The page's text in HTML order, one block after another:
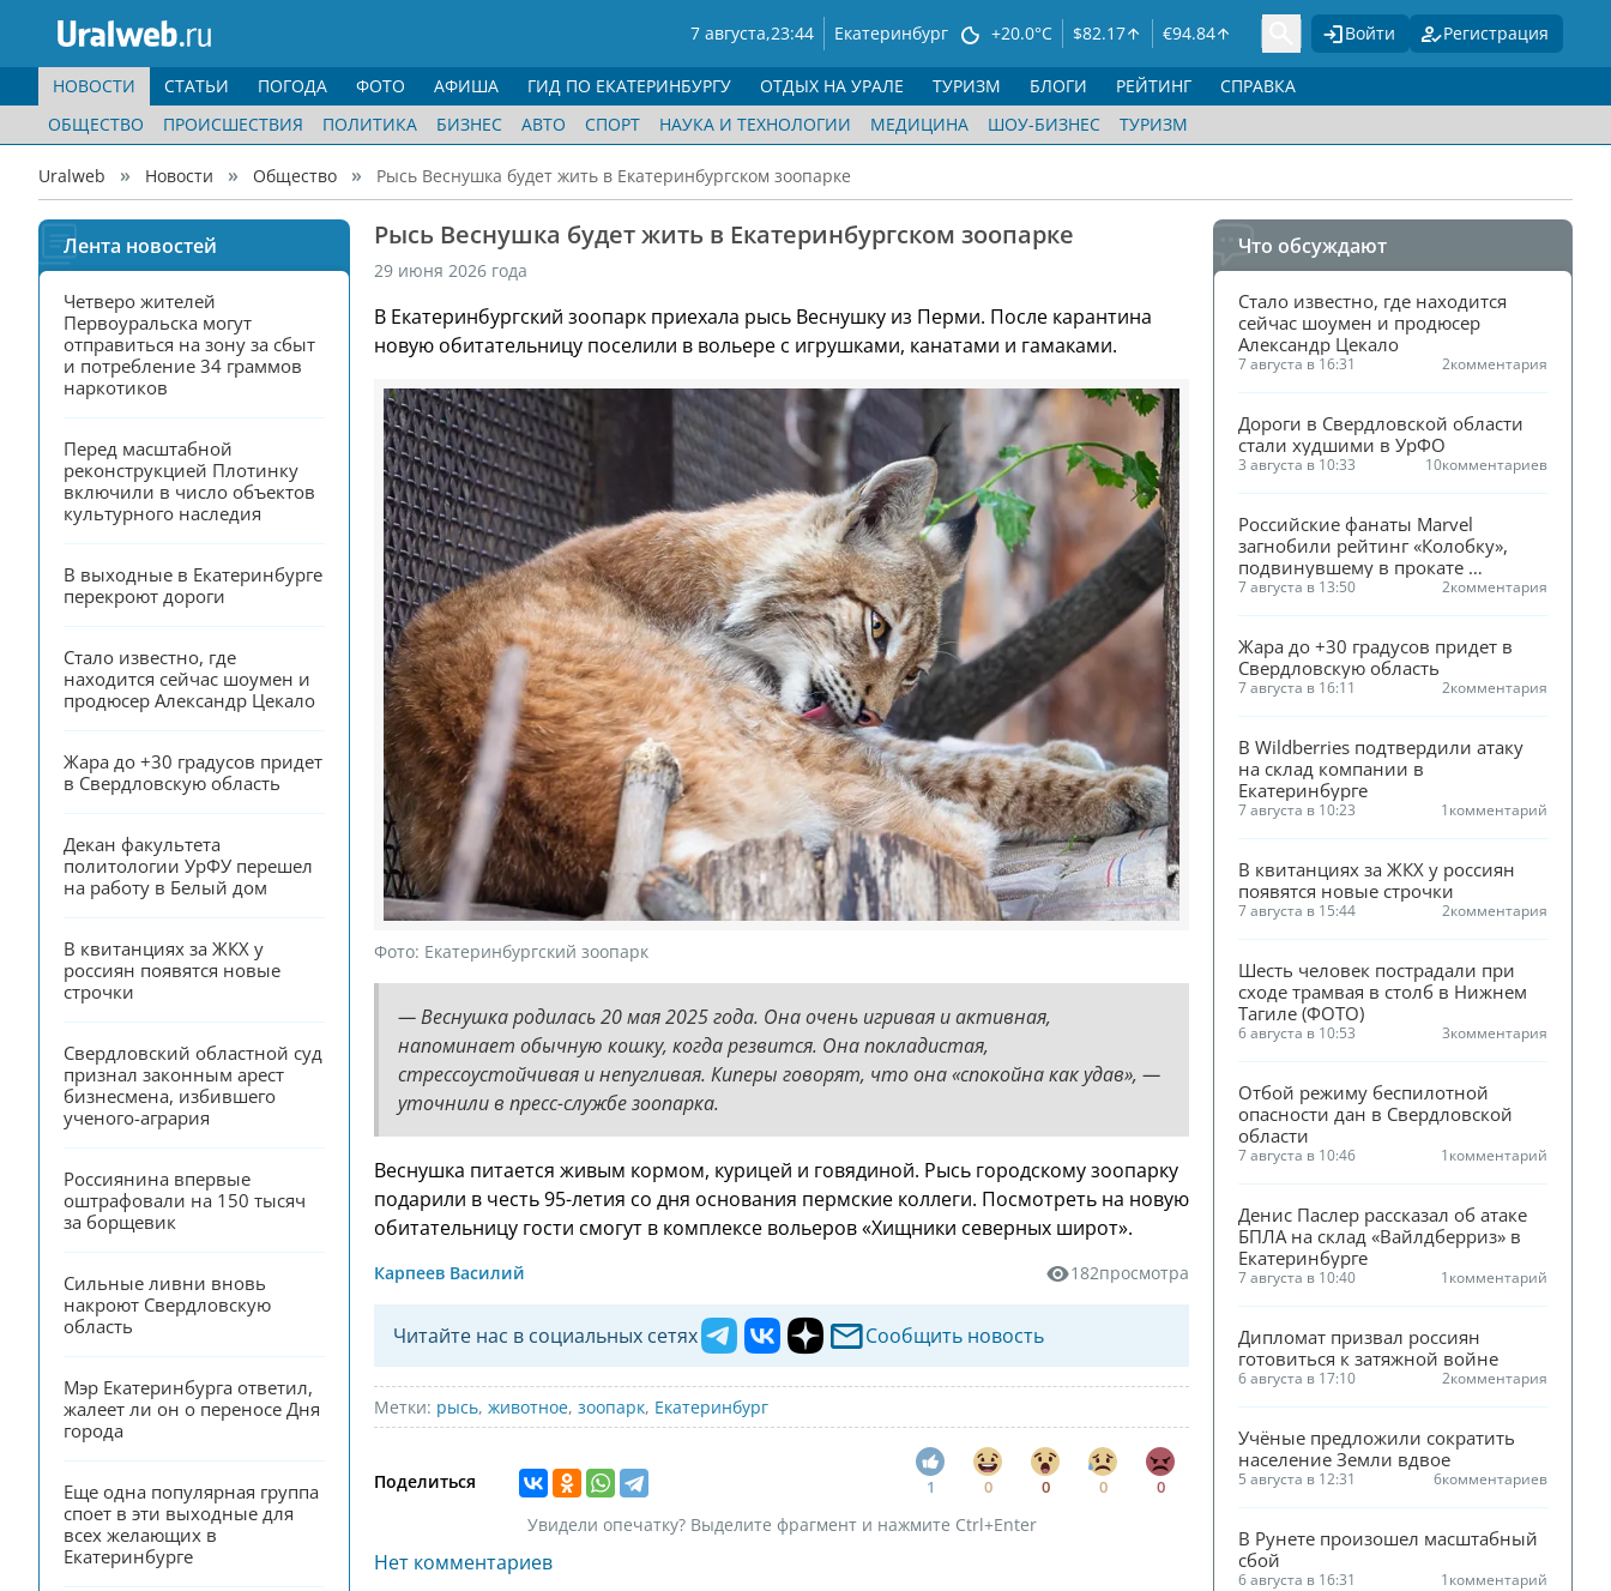
7 августа,23:44 Екатеринбург +20.0°C $82.17 €94.84 Войти Регистрация
НОВОСТИ
ОБЩЕСТВО
ПРОИСШЕСТВИЯ ПОЛИТИКА БИЗНЕС АВТО СПОРТ НАУКА И ТЕХНОЛОГИИ МЕДИЦИНА ШОУ-БИЗНЕС ТУРИЗМ
СТАТЬИ ПОГОДА ФОТО АФИША ГИД ПО ЕКАТЕРИНБУРГУ ОТДЫХ НА УРАЛЕ ТУРИЗМ БЛОГИ РЕЙТИНГ СПРАВКА
Uralweb Новости Общество Рысь Веснушка будет жить в Екатеринбургском зоопарке
Лента новостей
Четверо жителей
Первоуральска могут
отправиться на зону за сбыт
и потребление 34 граммов
наркотиков
Перед масштабной
реконструкцией Плотинку
включили в число объектов
культурного наследия
В выходные в Екатеринбурге
перекроют дороги
Стало известно, где
находится сейчас шоумен и
продюсер Александр Цекало
Жара до +30 градусов придет
в Свердловскую область
Декан факультета
политологии УрФУ перешел
на работу в Белый дом
В квитанциях за ЖКХ у
россиян появятся новые
строчки
Свердловский областной суд
признал законным арест
бизнесмена, избившего
ученого-агрария
Россиянина впервые
оштрафовали на 150 тысяч
за борщевик
Сильные ливни вновь
накроют Свердловскую
область
Мэр Екатеринбурга ответил,
жалеет ли он о переносе Дня
города
Еще одна популярная группа
споет в эти выходные для
всех желающих в
Екатеринбурге
Рысь Веснушка будет жить в Екатеринбургском зоопарке
29 июня 2026 года
В Екатеринбургский зоопарк приехала рысь Веснушку из Перми. После карантина
новую обитательницу поселили в вольере с игрушками, канатами и гамаками.
Фото: Екатеринбургский зоопарк
— Веснушка родилась 20 мая 2025 года. Она очень игривая и активная,
напоминает обычную кошку, когда резвится. Она покладистая,
стрессоустойчивая и непугливая. Киперы говорят, что она «спокойна как удав», —
уточнили в пресс-службе зоопарка.
Веснушка питается живым кормом, курицей и говядиной. Рысь городскому зоопарку
подарили в честь 95-летия со дня основания пермские коллеги. Посмотреть на новую
обитательницу гости смогут в комплексе вольеров «Хищники северных широт».
Карпеев Василий 182просмотра
Читайте нас в социальных сетях Сообщить новость
Метки: рысь, животное, зоопарк, Екатеринбург
Поделиться 1 0 0 0 0
Увидели опечатку? Выделите фрагмент и нажмите Ctrl+Enter
Нет комментариев
Что обсуждают
Стало известно, где находится
сейчас шоумен и продюсер
Александр Цекало
7 августа в 16:31 2комментария
Дороги в Свердловской области
стали худшими в УрФО
3 августа в 10:33 10комментариев
Российские фанаты Marvel
загнобили рейтинг «Колобку»,
подвинувшему в прокате
«Человека-паука»
7 августа в 13:50 2комментария
Жара до +30 градусов придет в
Свердловскую область
7 августа в 16:11 2комментария
В Wildberries подтвердили атаку
на склад компании в
Екатеринбурге
7 августа в 10:23 1комментарий
В квитанциях за ЖКХ у россиян
появятся новые строчки
7 августа в 15:44 2комментария
Шесть человек пострадали при
сходе трамвая в столб в Нижнем
Тагиле (ФОТО)
6 августа в 10:53 3комментария
Отбой режиму беспилотной
опасности дан в Свердловской
области
7 августа в 10:46 1комментарий
Денис Паслер рассказал об атаке
БПЛА на склад «Вайлдберриз» в
Екатеринбурге
7 августа в 10:40 1комментарий
Дипломат призвал россиян
готовиться к затяжной войне
6 августа в 17:10 2комментария
Учёные предложили сократить
население Земли вдвое
5 августа в 12:31 6комментариев
В Рунете произошел масштабный
сбой
6 августа в 16:31 1комментарий